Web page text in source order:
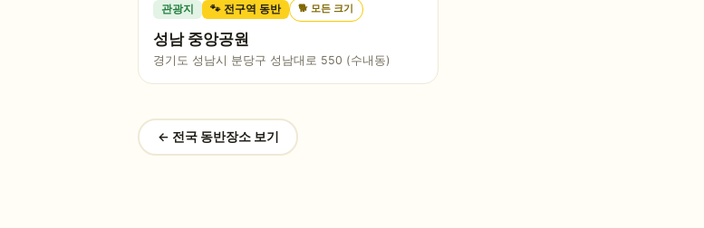
관광지 🐾 전구역 동반 🐕모든 크기
성남 중앙공원
경기도 성남시 분당구 성남대로 550 (수내동)
← 전국 동반장소 보기